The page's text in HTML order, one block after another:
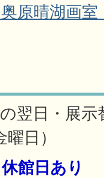
原晴湖画
翌日・展
日）
館日あり